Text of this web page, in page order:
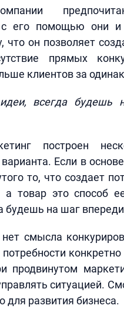
его помощью они и
что он позволяет
прямых
клиентов за
всегда будешь
построен
Если в
то, что создает
товар это способ
будешь на шаг
смысла
конкретно
продвинутом
ситуацией.
для развития бизнеса.